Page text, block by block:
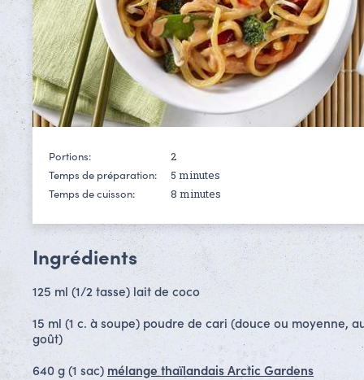
Portions: 2
Temps de préparation: 5 minutes
Temps de cuisson: 8 minutes
Ingrédients
125 ml (1/2 tasse) lait de coco
15 ml (1 c. à soupe) poudre de cari (douce ou moyenne,
goût)
640 g (1 sac) mélange thaïlandais Arctic Gardens